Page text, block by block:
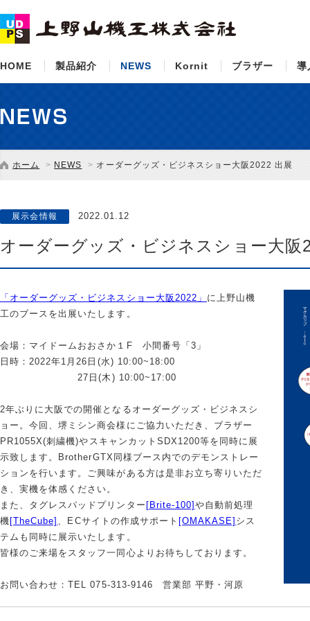
HOME 製品紹介 NEWS Kornit ブラザー 導
ホーム NEWS オーダーグッズ・ビジネスショー大阪2022 出展
展示会情報 2022.01.12
オーダーグッズ・ビジネスショー大阪
「オーダーグッズ・ビジネスショー大阪2022」 に上野山機
工のブースを出展いたします。
会場：マイドームおおさか１F 小間番号「3」
日時：2022年1月26日(水) 10:00~18:00
27日(木) 10:00~17:00
2年ぶりに大阪での開催となるオーダーグッズ・ビジネスシ
ョー。今回、堺ミシン商会様にご協力いただき、ブラザー
PR1055X(刺繍機)やスキャンカットSDX1200等を同時に展
示致します。BrotherGTX同様ブース内でのデモンストレー
ションを行います。ご興味がある方は是非お立ち寄りいただ
き、実機を体感ください。
また、タグレスパッドプリンター [Brite-100]や自動前処理
機 [TheCube] 、ECサイトの作成サポート [OMAKASE] シス
テムも同時に展示いたします。
皆様のご来場をスタッフ一同心よりお待ちしております。
お問い合わせ：TEL 075-313-9146 営業部 平野・河原